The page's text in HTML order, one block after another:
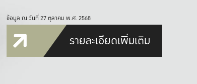
ข้อมูล ณ วันที่ 27 ตุลาคม พ.ศ. 2568
รายละเอียดเพิ่มเติม